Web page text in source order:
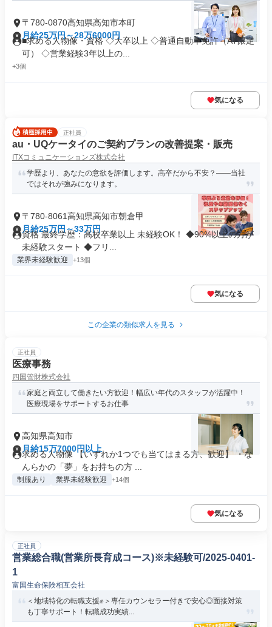
〒780-0870高知県高知市本町
月給25万円～28万6000円
■求める人物像・資格 ◇大卒以上 ◇普通自動車免許（AT限定
可） ◇営業経験3年以上の...
+3個
気になる
正社員
au・UQケータイのご契約プランの改善提案・販売
ITXコミュニケーションズ株式会社
学歴より、あなたの意欲を評価します。高卒だから不安？――当社
ではそれが強みになります。
〒780-8061高知県高知市朝倉甲
月給25万円～33万円
資格 最終学歴：高校卒業以上 未経験OK！ ◆90%以上の方が
未経験スタート ◆フリ...
業界未経験歓迎 +13個
気になる
この企業の類似求人を見る
正社員
医療事務
四国管財株式会社
家庭と両立して働きたい方歓迎！幅広い年代のスタッフが活躍中！
医療現場をサポートするお仕事
高知県高知市
月給15万7000円以上
求める人物像 【いずれか1つでも当てはまる方、歓迎】 ・な
んらかの「夢」をお持ちの方 ...
制服あり 業界未経験歓迎 +14個
気になる
正社員
営業総合職(営業所長育成コース)※未経験可/2025-0401-
1
富国生命保険相互会社
＜地域特化の転職支援✊️＞専任カウンセラー付きで安心◎面接対策
も丁寧サポート！転職成功実績...